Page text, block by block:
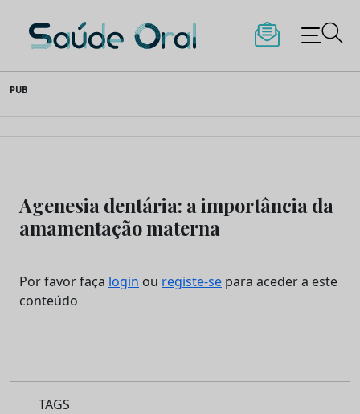
to
content
Saúde Oral
PUB
Agenesia dentária: a importância da
amamentação materna
Por favor faça login ou registe-se para aceder a este
conteúdo
TAGS